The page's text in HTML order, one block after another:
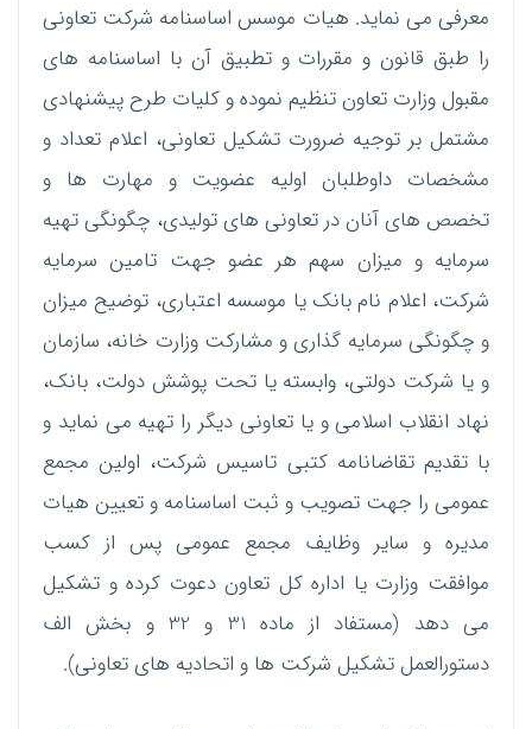
معرفی می نماید. هیات موسس اساسنامه شرکت تعاونی
را طبق قانون و مقررات و تطبیق آن با اساسنامه های
مقبول وزارت تعاون تنظیم نموده و کلیات طرح پیشنهادی
مشتمل بر توجیه ضرورت تشکیل تعاونی، اعلام تعداد و
مشخصات داوطلبان اولیه عضویت و مهارت ها و
تخصص های آنان در تعاونی های تولیدی، چگونگی تهیه
سرمایه و میزان سهم هر عضو جهت تامین سرمایه
شرکت، اعلام نام بانک یا موسسه اعتباری، توضیح میزان
و چگونگی سرمایه گذاری و مشارکت وزارت خانه، سازمان
و یا شرکت دولتی، وابسته یا تحت پوشش دولت، بانک،
نهاد انقلاب اسلامی و یا تعاونی دیگر را تهیه می نماید و
با تقدیم تقاضانامه کتبی تاسیس شرکت، اولین مجمع
عمومی را جهت تصویب و ثبت اساسنامه و تعیین هیات
مدیره و سایر وظایف مجمع عمومی پس از کسب
موافقت وزارت یا اداره کل تعاون دعوت کرده و تشکیل
می دهد (مستفاد از ماده 31 و 32 و بخش الف
دستورالعمل تشکیل شرکت ها و اتحادیه های تعاونی).